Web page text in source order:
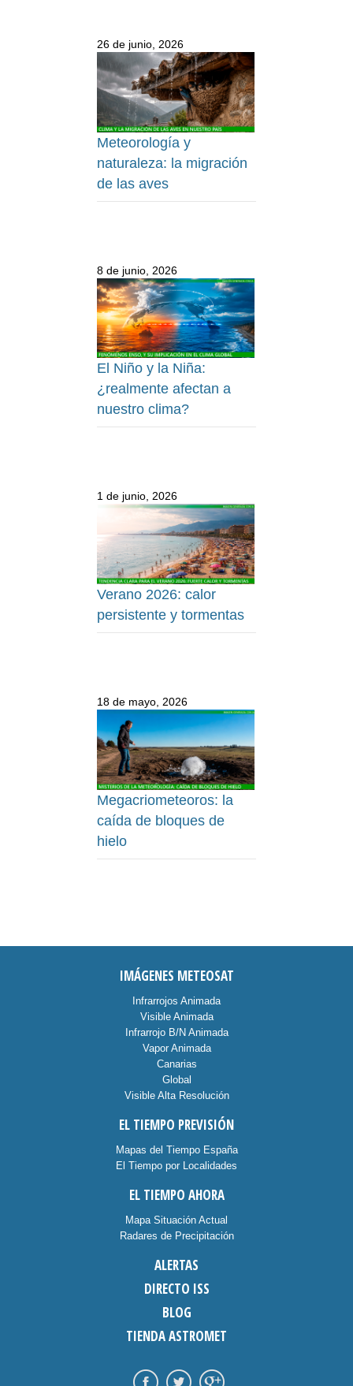
26 de junio, 2026
Meteorología y
naturaleza: la migración
de las aves
8 de junio, 2026
El Niño y la Niña:
¿realmente afectan a
nuestro clima?
1 de junio, 2026
Verano 2026: calor
persistente y tormentas
18 de mayo, 2026
Megacriometeoros: la
caída de bloques de
hielo
IMÁGENES METEOSAT
Infrarrojos Animada
Visible Animada
Infrarrojo B/N Animada
Vapor Animada
Canarias
Global
Visible Alta Resolución
EL TIEMPO PREVISIÓN
Mapas del Tiempo España
El Tiempo por Localidades
EL TIEMPO AHORA
Mapa Situación Actual
Radares de Precipitación
ALERTAS
DIRECTO ISS
BLOG
TIENDA ASTROMET